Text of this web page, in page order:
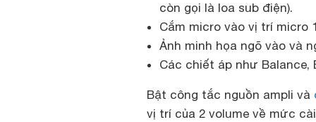
còn gọi là loa sub điện).
Cắm micro vào vị trí micro
Ảnh minh họa ngõ vào và
Các chiết áp như Balance,
Bật công tắc nguồn ampli và
vị trí của 2 volume về mức